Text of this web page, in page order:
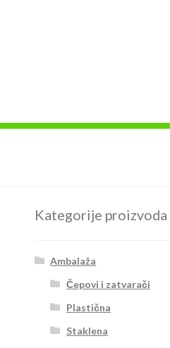
Kategorije proizvoda
Ambalaža
Čepovi i zatvarači
Plastična
Staklena